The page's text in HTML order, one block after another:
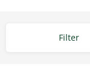
Filter